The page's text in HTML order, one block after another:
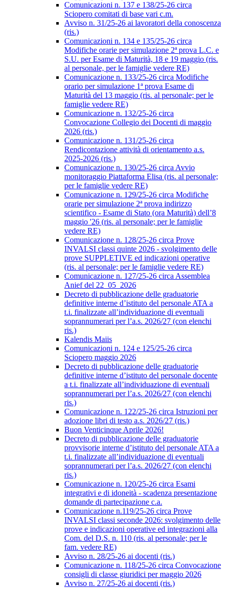
Comunicazioni n. 137 e 138/25-26 circa
Sciopero comitati di base vari c.m.
Avviso n. 31/25-26 ai lavoratori della conoscenza
(ris.)
Comunicazioni n. 134 e 135/25-26 circa
Modifiche orarie per simulazione 2ª prova L.C. e
S.U. per Esame di Maturità, 18 e 19 maggio (ris.
al personale, per le famiglie vedere RE)
Comunicazione n. 133/25-26 circa Modifiche
orario per simulazione 1ª prova Esame di
Maturità del 13 maggio (ris. al personale; per le
famiglie vedere RE)
Comunicazione n. 132/25-26 circa
Convocazione Collegio dei Docenti di maggio
2026 (ris.)
Comunicazione n. 131/25-26 circa
Rendicontazione attività di orientamento a.s.
2025-2026 (ris.)
Comunicazione n. 130/25-26 circa Avvio
monitoraggio Piattaforma Elisa (ris. al personale;
per le famiglie vedere RE)
Comunicazione n. 129/25-26 circa Modifiche
orarie per simulazione 2ª prova indirizzo
scientifico - Esame di Stato (ora Maturità) dell’8
maggio '26 (ris. al personale; per le famiglie
vedere RE)
Comunicazione n. 128/25-26 circa Prove
INVALSI classi quinte 2026 - svolgimento delle
prove SUPPLETIVE ed indicazioni operative
(ris. al personale; per le famiglie vedere RE)
Comunicazione n. 127/25-26 circa Assemblea
Anief del 22_05_2026
Decreto di pubblicazione delle graduatorie
definitive interne d’istituto del personale ATA a
t.i. finalizzate all’individuazione di eventuali
soprannumerari per l’a.s. 2026/27 (con elenchi
ris.)
Kalendis Maiis
Comunicazioni n. 124 e 125/25-26 circa
Sciopero maggio 2026
Decreto di pubblicazione delle graduatorie
definitive interne d’istituto del personale docente
a t.i. finalizzate all’individuazione di eventuali
soprannumerari per l’a.s. 2026/27 (con elenchi
ris.)
Comunicazione n. 122/25-26 circa Istruzioni per
adozione libri di testo a.s. 2026/27 (ris.)
Buon Venticinque Aprile 2026!
Decreto di pubblicazione delle graduatorie
provvisorie interne d’istituto del personale ATA a
t.i. finalizzate all’individuazione di eventuali
soprannumerari per l’a.s. 2026/27 (con elenchi
ris.)
Comunicazione n. 120/25-26 circa Esami
integrativi e di idoneità - scadenza presentazione
domande di partecipazione c.a.
Comunicazione n.119/25-26 circa Prove
INVALSI classi seconde 2026: svolgimento delle
prove e indicazioni operative ed integrazioni alla
Com. del D.S. n. 110 (ris. al personale; per le
fam. vedere RE)
Avviso n. 28/25-26 ai docenti (ris.)
Comunicazione n. 118/25-26 circa Convocazione
consigli di classe giuridici per maggio 2026
Avviso n. 27/25-26 ai docenti (ris.)